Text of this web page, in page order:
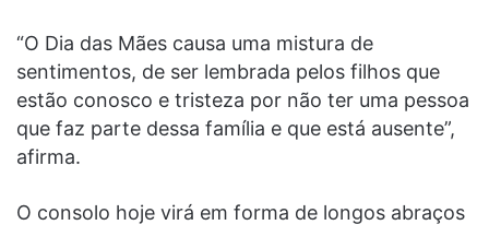
“O Dia das Mães causa uma mistura de
sentimentos, de ser lembrada pelos filhos que
estão conosco e tristeza por não ter uma pessoa
que faz parte dessa família e que está ausente”,
afirma.
O consolo hoje virá em forma de longos abraços